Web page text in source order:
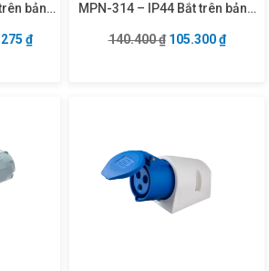
bảng
là: 1.505.700 ₫.
₫Giá hiện tại là: 1.129.275 ₫.
MPN-314 – IP44 Bắt trên bảng
140.400₫ Giá gốc là:
105.300₫Giá